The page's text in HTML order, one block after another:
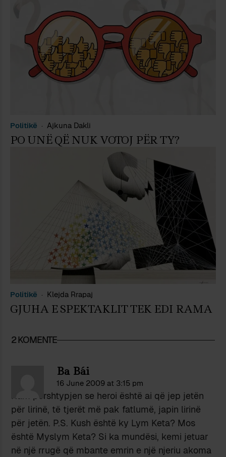
Politikë Ajkuna Dakli
PO UNË QË NUK VOTOJ PËR TY?
Politikë Klejda Rrapaj
GJUHA E SPEKTAKLIT TEK EDI RAMA
2 KOMENTE
Ba Bái
16 June 2009 at 3:15 pm
Kam përshtypjen se heroi është ai që jep jetën
për lirinë, të tjerët më pak fatlumë, japin lirinë
për jetën. P.S. Kush është ky Lym Keta? Mos
është Myslym Keta? Si ka mundësi, kemi jetuar
në një rrugë që mbante emrin e një njeriu akoma